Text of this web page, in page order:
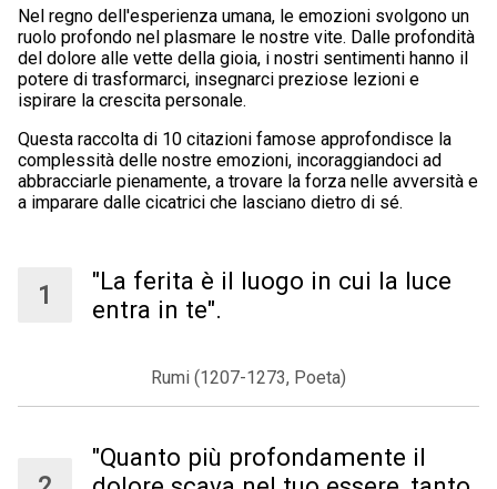
Nel regno dell'esperienza umana, le emozioni svolgono un
ruolo profondo nel plasmare le nostre vite. Dalle profondità
del dolore alle vette della gioia, i nostri sentimenti hanno il
potere di trasformarci, insegnarci preziose lezioni e
ispirare la crescita personale.
Questa raccolta di 10 citazioni famose approfondisce la
complessità delle nostre emozioni, incoraggiandoci ad
abbracciarle pienamente, a trovare la forza nelle avversità e
a imparare dalle cicatrici che lasciano dietro di sé.
"La ferita è il luogo in cui la luce
entra in te".
Rumi (1207-1273, Poeta)
"Quanto più profondamente il